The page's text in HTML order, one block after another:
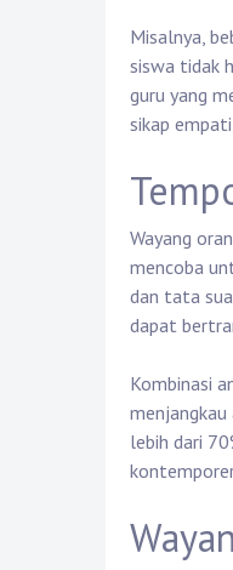
Misalnya,
siswa tidak
guru yang
sikap
Wayang
mencoba
dan tata
dapat
Kombinasi
menjangkau
lebih dari